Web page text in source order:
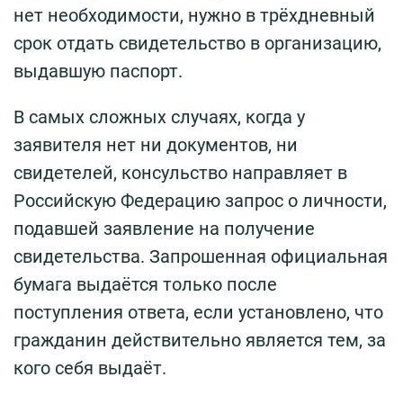
нет необходимости, нужно в трёхдневный
срок отдать свидетельство в организацию,
выдавшую паспорт.
В самых сложных случаях, когда у
заявителя нет ни документов, ни
свидетелей, консульство направляет в
Российскую Федерацию запрос о личности,
подавшей заявление на получение
свидетельства. Запрошенная официальная
бумага выдаётся только после
поступления ответа, если установлено, что
гражданин действительно является тем, за
кого себя выдаёт.